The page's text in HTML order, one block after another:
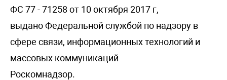
ФС 77 - 71258 от 10 октября 2017 г,
выдано Федеральной службой по надзору в
сфере связи, информационных технологий и
массовых коммуникаций
Роскомнадзор.